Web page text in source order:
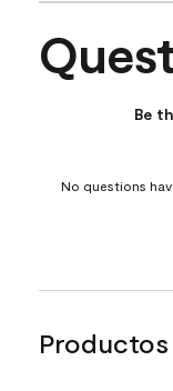
No questions
Be
No questions
Productos